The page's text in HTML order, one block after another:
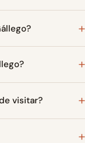
visitar?